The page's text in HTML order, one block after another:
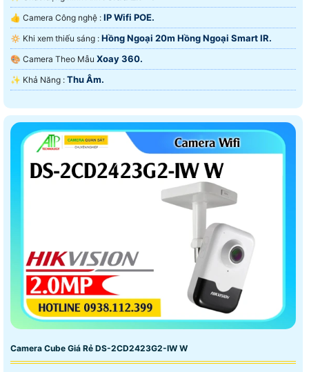
👍 Camera Công nghệ : IP Wifi POE.
🔅 Khi xem thiếu sáng : Hồng Ngoại 20m Hồng Ngoại Smart IR.
🎨 Camera Theo Mẫu Xoay 360.
️✨ Khả Năng : Thu Âm.
Camera Cube Giá Rẻ DS-2CD2423G2-IW W